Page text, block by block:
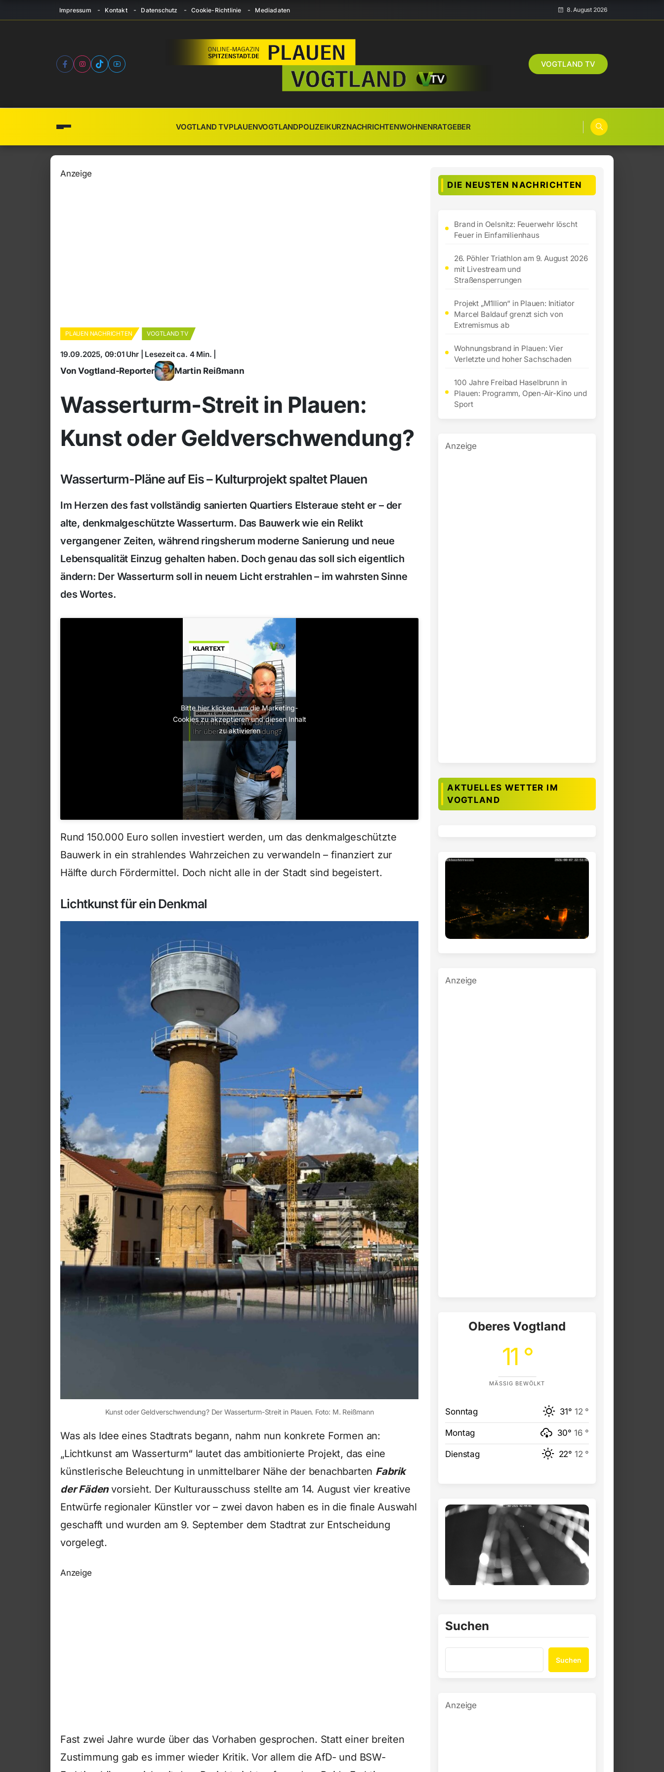
Impressum Kontakt Datenschutz Cookie-Richtlinie Mediadaten 8. August 2026
VOGTLAND TV
VOGTLAND TVPLAUENVOGTLANDPOLIZEIKURZNACHRICHTENWOHNENRATGEBER
Anzeige
PLAUEN NACHRICHTEN VOGTLAND TV
19.09.2025, 09:01 Uhr | Lesezeit ca. 4 Min. |
Von Vogtland-Reporter Martin Reißmann
Wasserturm-Streit in Plauen:
Kunst oder Geldverschwendung?
Wasserturm-Pläne auf Eis – Kulturprojekt spaltet Plauen
Im Herzen des fast vollständig sanierten Quartiers Elsteraue steht er – der
alte, denkmalgeschützte Wasserturm. Das Bauwerk wie ein Relikt
vergangener Zeiten, während ringsherum moderne Sanierung und neue
Lebensqualität Einzug gehalten haben. Doch genau das soll sich eigentlich
ändern: Der Wasserturm soll in neuem Licht erstrahlen – im wahrsten Sinne
des Wortes.
Bitte hier klicken, um die Marketing-
Cookies zu akzeptieren und diesen Inhalt
zu aktivieren
Rund 150.000 Euro sollen investiert werden, um das denkmalgeschützte
Bauwerk in ein strahlendes Wahrzeichen zu verwandeln – finanziert zur
Hälfte durch Fördermittel. Doch nicht alle in der Stadt sind begeistert.
Lichtkunst für ein Denkmal
Kunst oder Geldverschwendung? Der Wasserturm-Streit in Plauen. Foto: M. Reißmann
Was als Idee eines Stadtrats begann, nahm nun konkrete Formen an:
„Lichtkunst am Wasserturm“ lautet das ambitionierte Projekt, das eine
künstlerische Beleuchtung in unmittelbarer Nähe der benachbarten Fabrik
der Fädenvorsieht. Der Kulturausschuss stellte am 14. August vier kreative
Entwürfe regionaler Künstler vor – zwei davon haben es in die finale Auswahl
geschafft und wurden am 9. September dem Stadtrat zur Entscheidung
vorgelegt.
Anzeige
Fast zwei Jahre wurde über das Vorhaben gesprochen. Statt einer breiten
Zustimmung gab es immer wieder Kritik. Vor allem die AfD- und BSW-
DIE NEUSTEN NACHRICHTEN
Brand in Oelsnitz: Feuerwehr löscht
Feuer in Einfamilienhaus
26. Pöhler Triathlon am 9. August 2026
mit Livestream und
Straßensperrungen
Projekt „M1llion“ in Plauen: Initiator
Marcel Baldauf grenzt sich von
Extremismus ab
Wohnungsbrand in Plauen: Vier
Verletzte und hoher Sachschaden
100 Jahre Freibad Haselbrunn in
Plauen: Programm, Open-Air-Kino und
Sport
Anzeige
AKTUELLES WETTER IM
VOGTLAND
Anzeige
Oberes Vogtland
11 °
MÄSSIG BEWÖLKT
Sonntag 31° 12 °
Montag 30° 16 °
Dienstag 22° 12 °
Suchen
Suchen
Anzeige